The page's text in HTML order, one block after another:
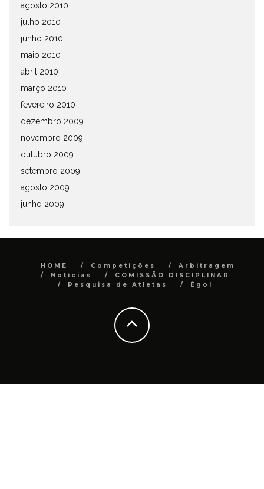
agosto 2010
julho 2010
junho 2010
maio 2010
abril 2010
março 2010
fevereiro 2010
dezembro 2009
novembro 2009
outubro 2009
setembro 2009
agosto 2009
junho 2009
HOME Competições
Arbitragem
Notícias
COMISSÃO DISCIPLINAR
Pesquisa de Atletas
Égol